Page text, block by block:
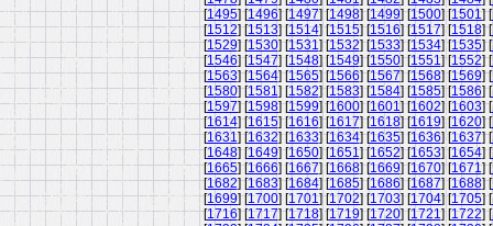
[1495] [1496] [1497] [1498] [1499] [1500] [1501] [
[1512] [1513] [1514] [1515] [1516] [1517] [1518] [
[1529] [1530] [1531] [1532] [1533] [1534] [1535] [
[1546] [1547] [1548] [1549] [1550] [1551] [1552] [
[1563] [1564] [1565] [1566] [1567] [1568] [1569] [
[1580] [1581] [1582] [1583] [1584] [1585] [1586] [
[1597] [1598] [1599] [1600] [1601] [1602] [1603] [
[1614] [1615] [1616] [1617] [1618] [1619] [1620] [
[1631] [1632] [1633] [1634] [1635] [1636] [1637] [
[1648] [1649] [1650] [1651] [1652] [1653] [1654] [
[1665] [1666] [1667] [1668] [1669] [1670] [1671] [
[1682] [1683] [1684] [1685] [1686] [1687] [1688] [
[1699] [1700] [1701] [1702] [1703] [1704] [1705] [
[1716] [1717] [1718] [1719] [1720] [1721] [1722] [